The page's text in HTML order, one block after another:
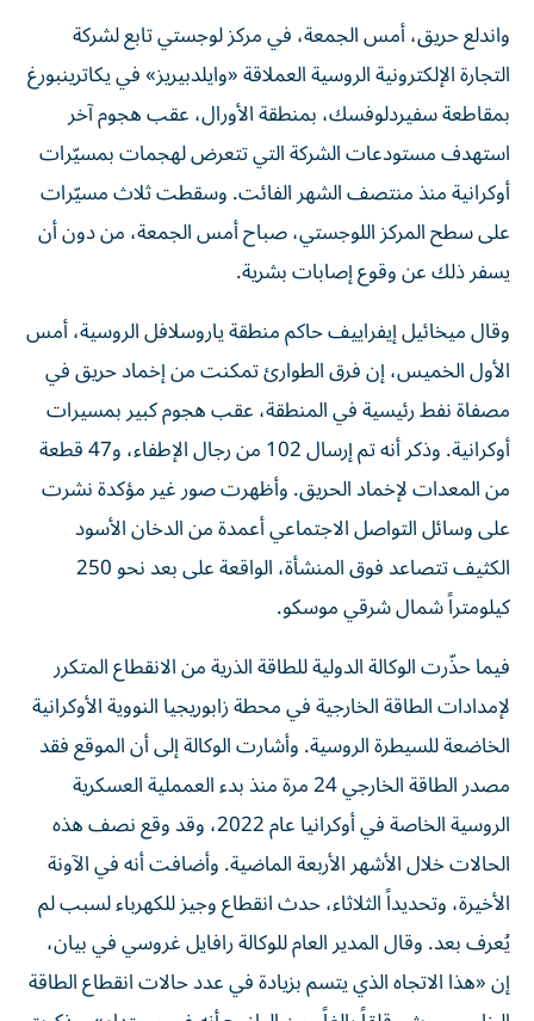
واندلع حريق، أمس الجمعة، في مركز لوجستي تابع لشركة
التجارة الإلكترونية الروسية العملاقة «وايلدبيريز» في يكاترينبورغ
بمقاطعة سفيردلوفسك، بمنطقة الأورال، عقب هجوم آخر
استهدف مستودعات الشركة التي تتعرض لهجمات بمسيّرات
أوكرانية منذ منتصف الشهر الفائت. وسقطت ثلاث مسيّرات
على سطح المركز اللوجستي، صباح أمس الجمعة، من دون أن
يسفر ذلك عن وقوع إصابات بشرية.
وقال ميخائيل إيفراييف حاكم منطقة ياروسلافل الروسية، أمس
الأول الخميس، إن فرق الطوارئ تمكنت ‌من إخماد حريق في
مصفاة نفط رئيسية في المنطقة، ​عقب هجوم كبير بمسيرات
أوكرانية. وذكر أنه تم إرسال ‌102 من رجال الإطفاء، و47 قطعة
من المعدات لإخماد الحريق. وأظهرت صور غير مؤكدة نشرت
على وسائل التواصل الاجتماعي أعمدة من الدخان الأسود
الكثيف تتصاعد فوق المنشأة، الواقعة على بعد نحو 250
كيلومتراً شمال شرقي موسكو.
فيما حذّرت الوكالة الدولية للطاقة الذرية من الانقطاع المتكرر
لإمدادات الطاقة الخارجية في محطة زابوريجيا النووية الأوكرانية
الخاضعة للسيطرة الروسية. وأشارت الوكالة إلى أن الموقع فقد
مصدر الطاقة الخارجي 24 مرة منذ بدء العمملية العسكرية
الروسية الخاصة في أوكرانيا عام 2022، وقد وقع نصف هذه
الحالات خلال الأشهر الأربعة الماضية. وأضافت أنه في الآونة
الأخيرة، وتحديداً الثلاثاء، حدث انقطاع وجيز للكهرباء لسبب لم
يُعرف بعد. وقال المدير العام للوكالة رافايل غروسي في بيان،
إن «هذا الاتجاه الذي يتسم بزيادة في عدد حالات انقطاع الطاقة